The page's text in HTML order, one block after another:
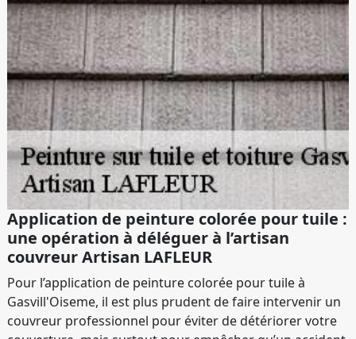
Application de peinture colorée pour tuile :
une opération à déléguer à l’artisan
couvreur Artisan LAFLEUR
Pour l’application de peinture colorée pour tuile à
Gasvill'Oiseme, il est plus prudent de faire intervenir un
couvreur professionnel pour éviter de détériorer votre